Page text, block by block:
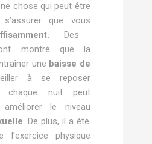
chose qui peut être
que vous
Des
montré que la
une baisse de
à se reposer
chaque nuit peut
le niveau
. De plus, il a été
l’exercice physique